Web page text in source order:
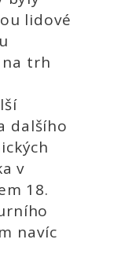
lidové
trh
dalšího
v
18.
navíc